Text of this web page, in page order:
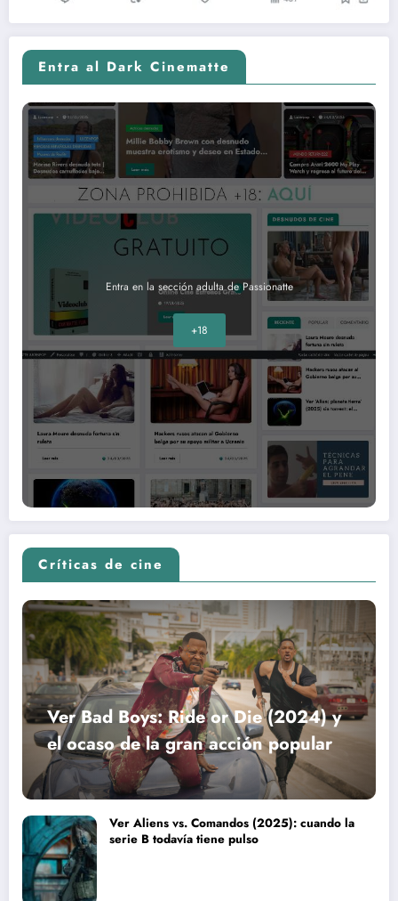
Entra al Dark Cinematte
Entra en la sección adulta de Passionatte
+18
Críticas de cine
Ver Bad Boys: Ride or Die (2024) y
el ocaso de la gran acción popular
Ver Aliens vs. Comandos (2025): cuando la
serie B todavía tiene pulso